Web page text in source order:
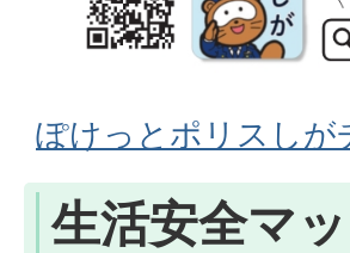
ぽけっとポリスしが
生活安全マ